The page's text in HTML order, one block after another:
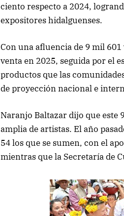
ciento respecto a 2024,
expositores hidalguenses.
Con una afluencia de 9 mil
venta en 2025, seguida por el
productos que las
de proyección nacional e
Naranjo Baltazar dijo que este
amplia de artistas. El año
54 los que se sumen, con el
mientras que la Secretaría de